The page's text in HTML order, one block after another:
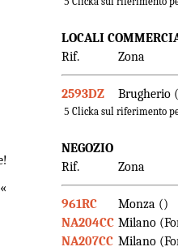
«
LOCALI
Rif.
Zona
2593DZ Brugherio
5 Clicka sul riferimento
NEGOZIO
Rif.
Zona
961RC
Monza ()
NA204CC Milano
NA207CC Milano